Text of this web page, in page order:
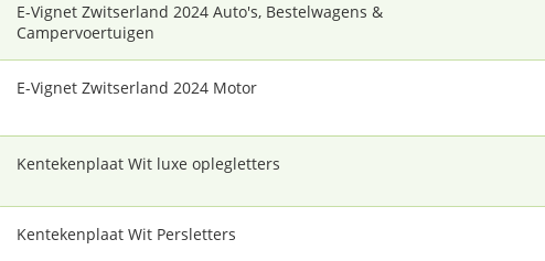
E-Vignet Zwitserland 2024 Auto's, Bestelwagens &
Campervoertuigen
E-Vignet Zwitserland 2024 Motor
Kentekenplaat Wit luxe oplegletters
Kentekenplaat Wit Persletters